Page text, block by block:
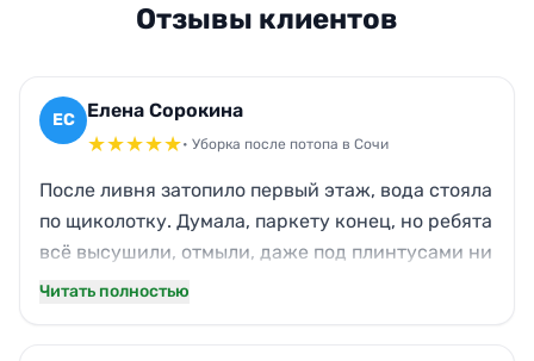
Отзывы клиентов
ЕС Елена Сорокина
★★★★★• Уборка после потопа в Сочи
После ливня затопило первый этаж, вода стояла
по щиколотку. Думала, паркету конец, но ребята
всё высушили, отмыли, даже под плинтусами ни
капли грязи. Удивило, что кухонный жир с
Читать полностью